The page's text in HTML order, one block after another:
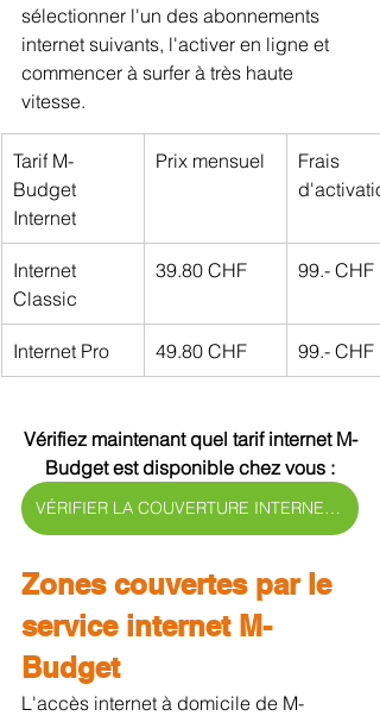
sélectionner l'un des abonnements
internet suivants, l'activer en ligne et
commencer à surfer à très haute
vitesse.
Tarif M-
Budget
Internet
Prix mensuel
Frais
Internet
Classic
39.80 CHF 99.- CHF
Internet Pro 49.80 CHF 99.- CHF
Vérifiez maintenant quel tarif internet M-
Budget est disponible chez vous :
VÉRIFIER LA COUVERTURE INTERNET >
Zones couvertes par le
service internet M-
Budget
L'accès internet à domicile de M-